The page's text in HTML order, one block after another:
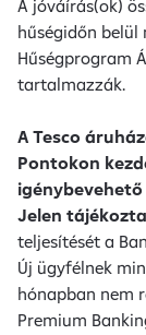
A jóváírás(ok)
hűségidőn belül
Hűségprogram
tartalmazzák.
A Tesco
Pontokon
Jelen
teljesítését a
Új ügyfélnek
hónapban nem
Premium